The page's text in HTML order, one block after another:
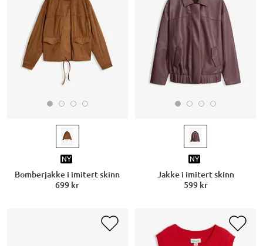
NY
Bomberjakke i imitert skinn
699 kr
NY
Jakke i imitert skinn
599 kr